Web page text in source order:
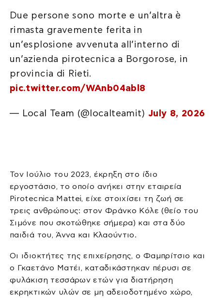
Due persone sono morte e un’altra è
rimasta gravemente ferita in
un’esplosione avvenuta all’interno di
un’azienda pirotecnica a Borgorose, in
provincia di Rieti.
pic.twitter.com/WAnb04abl8
— Local Team (@localteamit)July 8, 2026
Τον Ιούλιο του 2023, έκρηξη στο ίδιο
εργοστάσιο, το οποίο ανήκει στην εταιρεία
Pirotecnica Mattei, είχε στοιχίσει τη ζωή σε
τρεις ανθρώπους: στον Φράνκο Κόλε (θείο του
Σιμόνε που σκοτώθηκε σήμερα) και στα δύο
παιδιά του, Άννα και Κλαούντιο.
Οι ιδιοκτήτες της επιχείρησης, ο Φαμπρίτσιο και
ο Γκαετάνο Ματέι, καταδικάστηκαν πέρυσι σε
φυλάκιση τεσσάρων ετών για διατήρηση
εκρηκτικών υλών σε μη αδειοδοτημένο χώρο,